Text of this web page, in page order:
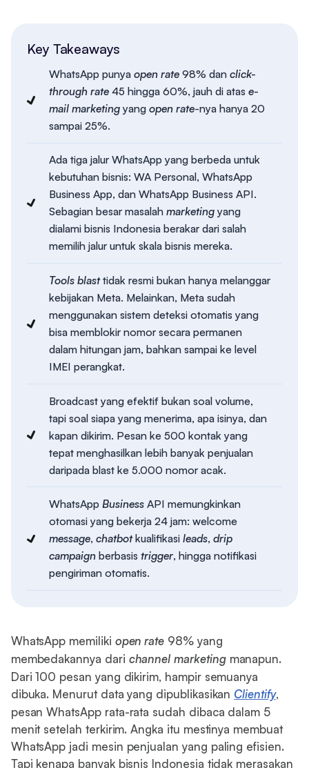
Key Takeaways
WhatsApp punya open rate98% dan click-
through rate45 hingga 60%, jauh di atas e-
mail marketingyang open rate-nya hanya 20
sampai 25%.
Ada tiga jalur WhatsApp yang berbeda untuk
kebutuhan bisnis: WA Personal, WhatsApp
Business App, dan WhatsApp Business API.
Sebagian besar masalah marketingyang
dialami bisnis Indonesia berakar dari salah
memilih jalur untuk skala bisnis mereka.
Tools blasttidak resmi bukan hanya melanggar
kebijakan Meta. Melainkan, Meta sudah
menggunakan sistem deteksi otomatis yang
bisa memblokir nomor secara permanen
dalam hitungan jam, bahkan sampai ke level
IMEI perangkat.
Broadcast yang efektif bukan soal volume,
tapi soal siapa yang menerima, apa isinya, dan
kapan dikirim. Pesan ke 500 kontak yang
tepat menghasilkan lebih banyak penjualan
daripada blast ke 5.000 nomor acak.
WhatsApp BusinessAPI memungkinkan
otomasi yang bekerja 24 jam: welcome
message, chatbotkualifikasi leads, drip
campaignberbasis trigger, hingga notifikasi
pengiriman otomatis.
WhatsApp memiliki open rate 98% yang
membedakannya dari channel marketingmanapun.
Dari 100 pesan yang dikirim, hampir semuanya
dibuka. Menurut data yang dipublikasikan Clientify,
pesan WhatsApp rata-rata sudah dibaca dalam 5
menit setelah terkirim. Angka itu mestinya membuat
WhatsApp jadi mesin penjualan yang paling efisien.
Tapi kenapa banyak bisnis Indonesia tidak merasakan